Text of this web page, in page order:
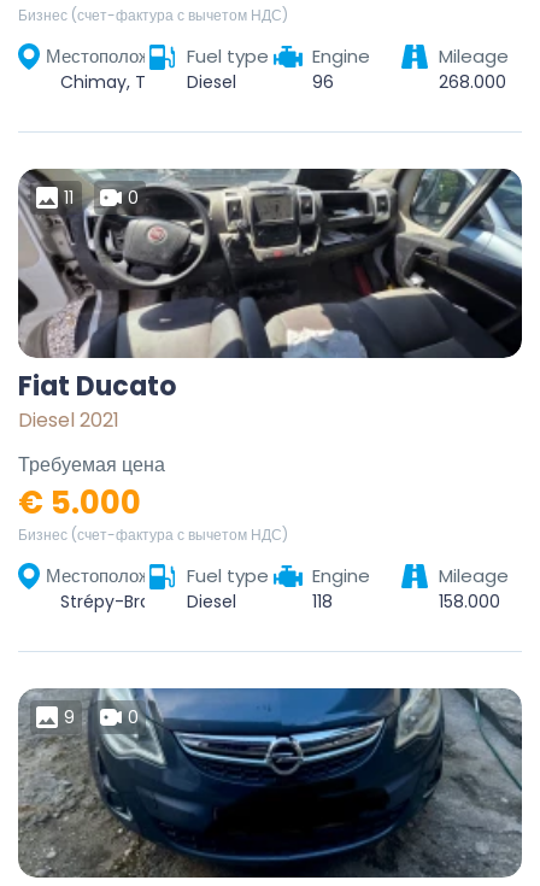
Бизнес (счет-фактура с вычетом НДС)
МестоположениеFuel type
Diesel
Engine
96
Mileage
268.000
11 0
Fiat Ducato
Diesel 2021
Требуемая цена
€ 5.000
Бизнес (счет-фактура с вычетом НДС)
МестоположениеFuel type
Diesel
Engine
118
Mileage
158.000
9 0